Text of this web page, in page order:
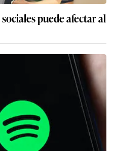
puede afectar al